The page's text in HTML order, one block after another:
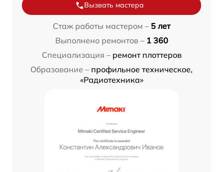
Вызвать мастера
Стаж работы мастером – 5 лет
Выполнено ремонтов – 1 360
Специализация – ремонт плоттеров
Образование – профильное техническое,
«Радиотехника»